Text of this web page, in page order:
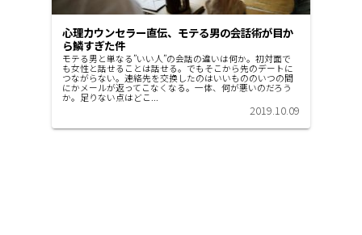
心理カウンセラー直伝、モテる男の会話術が目か
ら鱗すぎた件
モテる男と単なる”いい人”の会話の違いは何か。初対面で
も女性と話せることは話せる。でもそこから先のデートに
つながらない。連絡先を交換したのはいいもののいつの間
にかメールが返ってこなくなる。一体、何が悪いのだろう
か。足りない点はどこ...
2019.10.09